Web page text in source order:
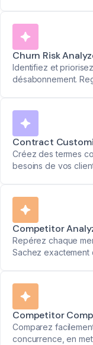
Churn Risk
Identifiez et
désabonnement.
Contract
Créez des termes
besoins de vos
Competitor
Repérez chaque
Sachez exactement
Competitor
Comparez
concurrence, en